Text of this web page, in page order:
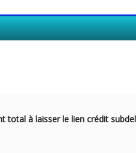
total à laisser le lien crédit